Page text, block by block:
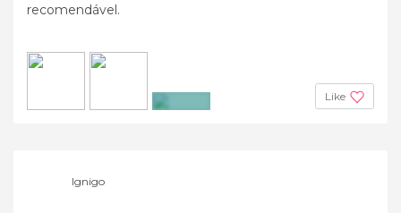
recomendável.
Like
Ignigo